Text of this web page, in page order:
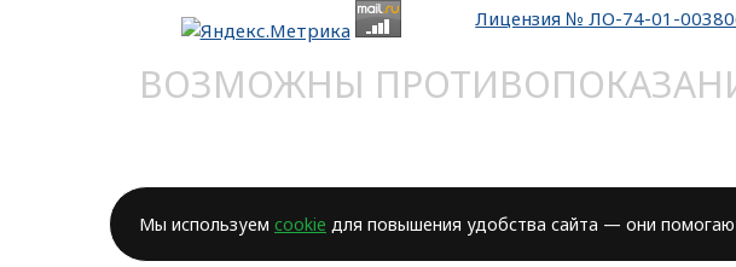
Лицензия № ЛО-74-01-
ВОЗМОЖНЫ
Мы используем cookie для повышения удобства сайта — они